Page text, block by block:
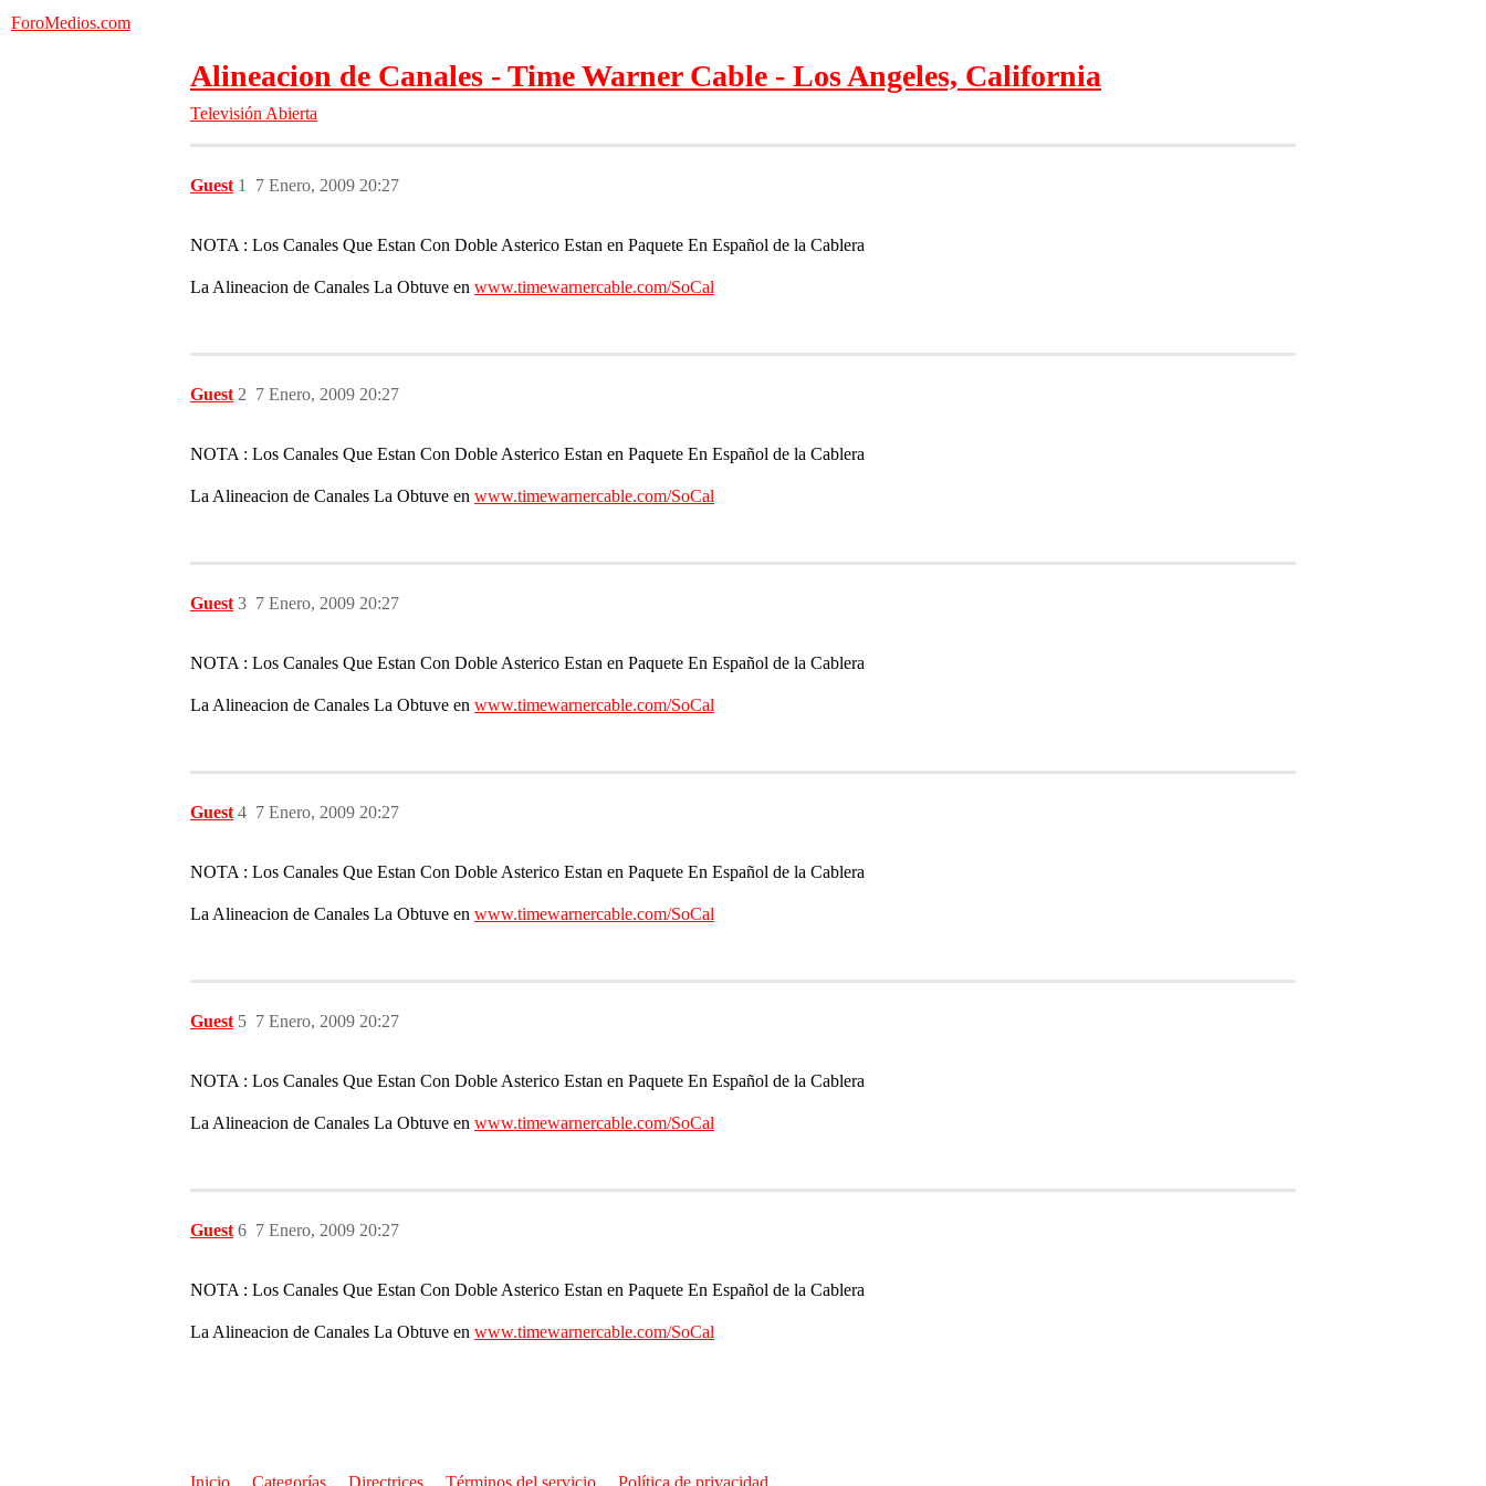
ForoMedios.com
Alineacion de Canales - Time Warner Cable - Los Angeles, California
Televisión Abierta
Guest 7 Enero, 2009 20:27
1
NOTA : Los Canales Que Estan Con Doble Asterico Estan en Paquete En Español de la Cablera
La Alineacion de Canales La Obtuve en www.timewarnercable.com/SoCal
Guest 7 Enero, 2009 20:27
2
NOTA : Los Canales Que Estan Con Doble Asterico Estan en Paquete En Español de la Cablera
La Alineacion de Canales La Obtuve en www.timewarnercable.com/SoCal
Guest 7 Enero, 2009 20:27
3
NOTA : Los Canales Que Estan Con Doble Asterico Estan en Paquete En Español de la Cablera
La Alineacion de Canales La Obtuve en www.timewarnercable.com/SoCal
Guest 7 Enero, 2009 20:27
4
NOTA : Los Canales Que Estan Con Doble Asterico Estan en Paquete En Español de la Cablera
La Alineacion de Canales La Obtuve en www.timewarnercable.com/SoCal
Guest 7 Enero, 2009 20:27
5
NOTA : Los Canales Que Estan Con Doble Asterico Estan en Paquete En Español de la Cablera
La Alineacion de Canales La Obtuve en www.timewarnercable.com/SoCal
Guest 7 Enero, 2009 20:27
6
NOTA : Los Canales Que Estan Con Doble Asterico Estan en Paquete En Español de la Cablera
La Alineacion de Canales La Obtuve en www.timewarnercable.com/SoCal
Inicio Categorías Directrices Términos del servicio Política de privacidad